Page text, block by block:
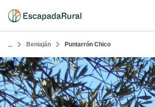
... Beniaján Puntarrón Chico